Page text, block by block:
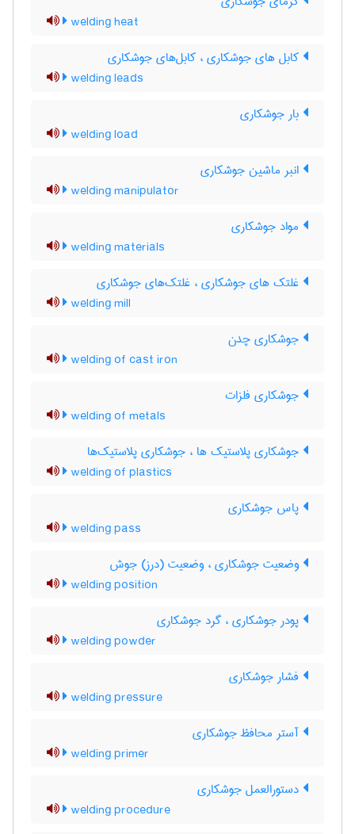
welding heat
کابل های جوشکاری ، کابل‌های جوشکاری
welding leads
بار جوشکاری
welding load
انبر ماشین جوشکاری
welding manipulator
مواد جوشکاری
welding materials
غلتک های جوشکاری ، غلتک‌های جوشکاری
welding mill
جوشکاری چدن
welding of cast iron
جوشکاری فلزات
welding of metals
جوشکاری پلاستیک ها ، جوشکاری پلاستیک‌ها
welding of plastics
پاس جوشکاری
welding pass
وضعیت جوشکاری ، وضعیت (درز) جوش
welding position
پودر جوشکاری ، گرد جوشکاری
welding powder
فشار جوشکاری
welding pressure
آستر محافظ جوشکاری
welding primer
دستورالعمل جوشکاری
welding procedure